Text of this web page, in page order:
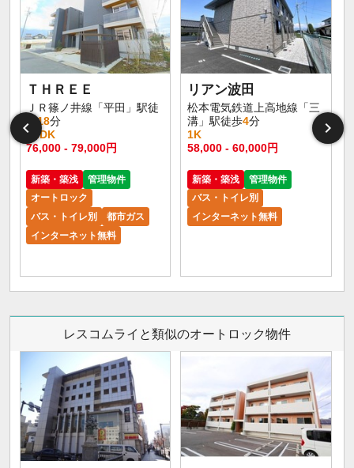
ＴＨＲＥＥ
ＪＲ篠ノ井線「平田」駅徒
歩18分
1LDK
76,000 - 79,000円
新築・築浅
管理物件
オートロック
バス・トイレ別
都市ガス
インターネット無料
リアン波田
松本電気鉄道上高地線「三
溝」駅徒歩4分
1K
58,000 - 60,000円
新築・築浅
管理物件
バス・トイレ別
インターネット無料
レスコムライと類似のオートロック物件